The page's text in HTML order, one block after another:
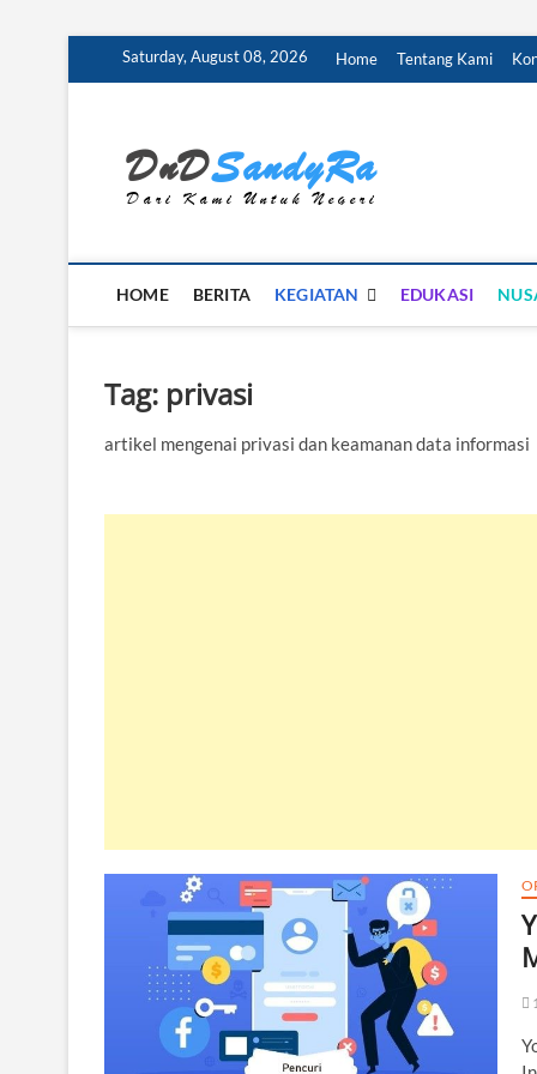
Saturday, August 08, 2026 Home Tentang Kami
HOME BERITA KEGIATAN EDUKASI
Tag: privasi
artikel mengenai privasi dan keamanan data informasi